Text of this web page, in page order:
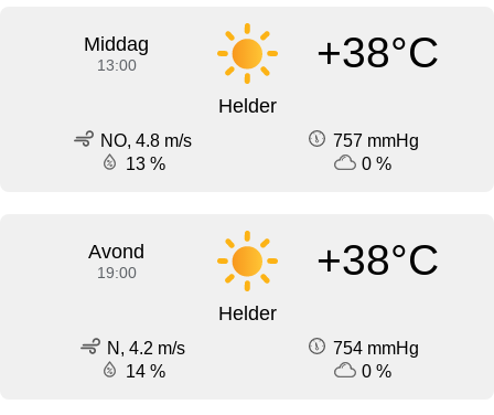
Middag
13:00 +38°C
Helder
NO, 4.8 m/s
757 mmHg
13 %
0 %
Avond
19:00 +38°C
Helder
N, 4.2 m/s
754 mmHg
14 %
0 %